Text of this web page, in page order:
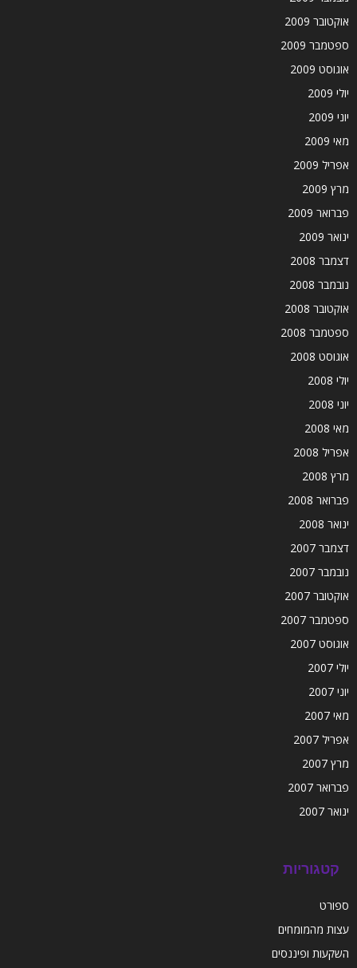
אוקטובר 2009
ספטמבר 2009
אוגוסט 2009
יולי 2009
יוני 2009
מאי 2009
אפריל 2009
מרץ 2009
פברואר 2009
ינואר 2009
דצמבר 2008
נובמבר 2008
אוקטובר 2008
ספטמבר 2008
אוגוסט 2008
יולי 2008
יוני 2008
מאי 2008
אפריל 2008
מרץ 2008
פברואר 2008
ינואר 2008
דצמבר 2007
נובמבר 2007
אוקטובר 2007
ספטמבר 2007
אוגוסט 2007
יולי 2007
יוני 2007
מאי 2007
אפריל 2007
מרץ 2007
פברואר 2007
ינואר 2007
קטגוריות
ספורט
עצות מהמומחים
השקעות ופיננסים